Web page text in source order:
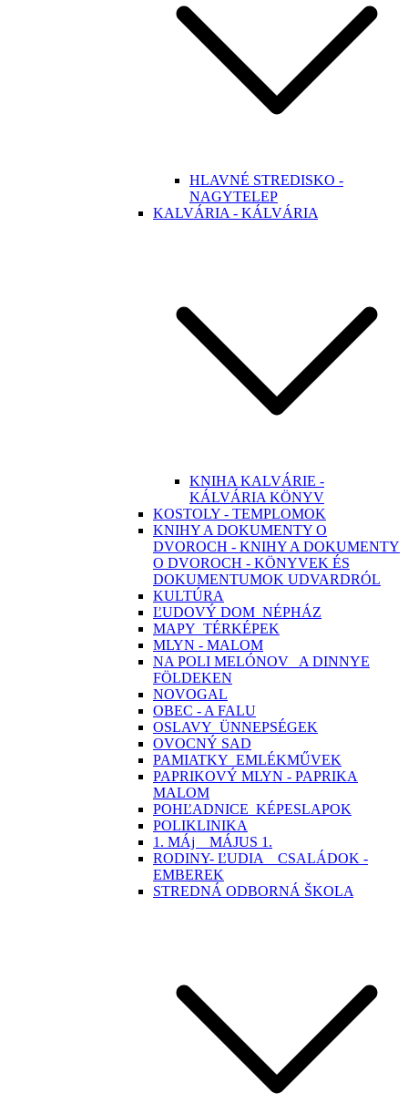
HLAVNÉ STREDISKO -
NAGYTELEP
KALVÁRIA - KÁLVÁRIA
KNIHA KALVÁRIE -
KÁLVÁRIA KÖNYV
KOSTOLY - TEMPLOMOK
KNIHY A DOKUMENTY O
DVOROCH - KNIHY A DOKUMENTY
O DVOROCH - KÖNYVEK ÉS
DOKUMENTUMOK UDVARDRÓL
KULTÚRA
ĽUDOVÝ DOM_NÉPHÁZ
MAPY_TÉRKÉPEK
MLYN - MALOM
NA POLI MELÓNOV_ A DINNYE
FÖLDEKEN
NOVOGAL
OBEC - A FALU
OSLAVY_ÜNNEPSÉGEK
OVOCNÝ SAD
PAMIATKY_EMLÉKMŰVEK
PAPRIKOVÝ MLYN - PAPRIKA
MALOM
POHĽADNICE_KÉPESLAPOK
POLIKLINIKA
1. MÁj _ MÁJUS 1.
RODINY- ĽUDIA _ CSALÁDOK -
EMBEREK
STREDNÁ ODBORNÁ ŠKOLA